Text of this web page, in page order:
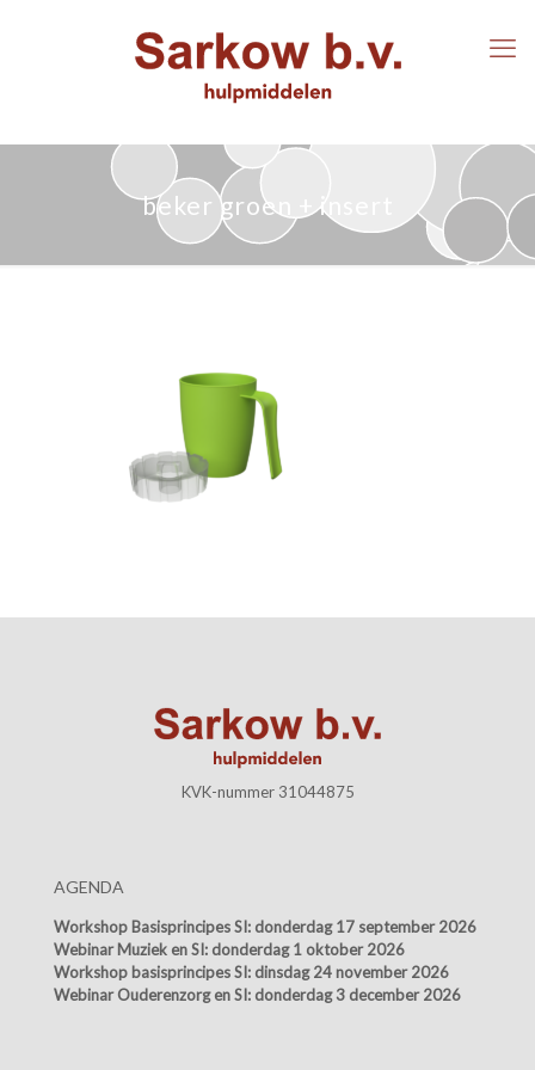
beker groen + insert
KVK-nummer 31044875
AGENDA
Workshop Basisprincipes SI: donderdag 17 september 2026
Webinar Muziek en SI: donderdag 1 oktober 2026
Workshop basisprincipes SI: dinsdag 24 november 2026
Webinar Ouderenzorg en SI: donderdag 3 december 2026